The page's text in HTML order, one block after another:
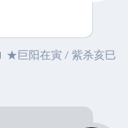
★巨阳在寅/紫杀亥巳